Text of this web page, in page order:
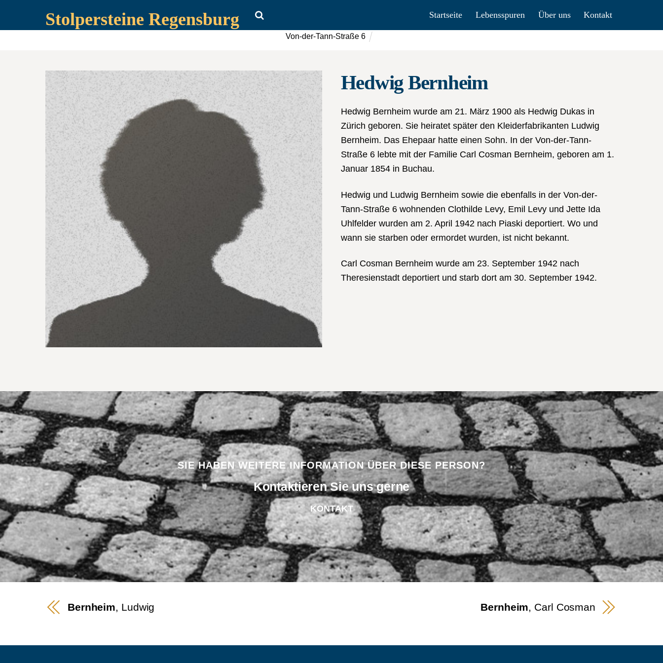
Stolpersteine Regensburg Startseite Lebensspuren Über uns Kontakt
Von-der-Tann-Straße 6
Hedwig Bernheim
Hedwig Bernheim wurde am 21. März 1900 als Hedwig Dukas in
Zürich geboren. Sie heiratet später den Kleiderfabrikanten Ludwig
Bernheim. Das Ehepaar hatte einen Sohn. In der Von-der-Tann-
Straße 6 lebte mit der Familie Carl Cosman Bernheim, geboren am 1.
Januar 1854 in Buchau.
Hedwig und Ludwig Bernheim sowie die ebenfalls in der Von-der-
Tann-Straße 6 wohnenden Clothilde Levy, Emil Levy und Jette Ida
Uhlfelder wurden am 2. April 1942 nach Piaski deportiert. Wo und
wann sie starben oder ermordet wurden, ist nicht bekannt.
Carl Cosman Bernheim wurde am 23. September 1942 nach
Theresienstadt deportiert und starb dort am 30. September 1942.
SIE HABEN WEITERE INFORMATION ÜBER DIESE PERSON?
Kontaktieren Sie uns gerne
KONTAKT
Bernheim, Ludwig Bernheim, Carl Cosman